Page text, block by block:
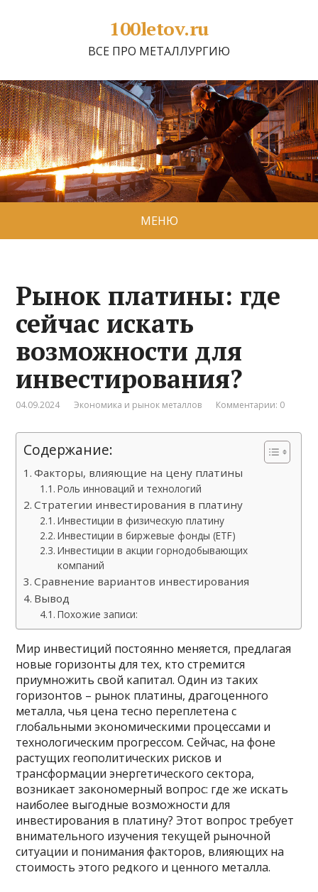
100letov.ru
ВСЕ ПРО МЕТАЛЛУРГИЮ
МЕНЮ
Рынок платины: где
сейчас искать
возможности для
инвестирования?
04.09.2024 Экономика и рынок металлов Комментарии: 0
Содержание:
Факторы, влияющие на цену платины
Роль инноваций и технологий
Стратегии инвестирования в платину
Инвестиции в физическую платину
Инвестиции в биржевые фонды (ETF)
Инвестиции в акции горнодобывающих
компаний
Сравнение вариантов инвестирования
Вывод
Похожие записи:
Мир инвестиций постоянно меняется, предлагая
новые горизонты для тех, кто стремится
приумножить свой капитал. Один из таких
горизонтов – рынок платины, драгоценного
металла, чья цена тесно переплетена с
глобальными экономическими процессами и
технологическим прогрессом. Сейчас, на фоне
растущих геополитических рисков и
трансформации энергетического сектора,
возникает закономерный вопрос: где же искать
наиболее выгодные возможности для
инвестирования в платину? Этот вопрос требует
внимательного изучения текущей рыночной
ситуации и понимания факторов, влияющих на
стоимость этого редкого и ценного металла.